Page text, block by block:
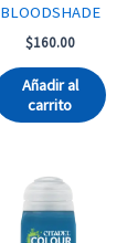
BLOODSHADE
$160.00
Añadir al
carrito